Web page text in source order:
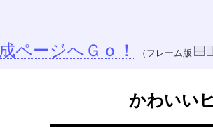
ページへＧｏ！ （フレーム版
かわいい